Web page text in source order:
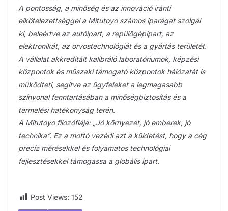
A pontosság, a minőség és az innováció iránti
elkötelezettséggel a Mitutoyo számos iparágat szolgál
ki, beleértve az autóipart, a repülőgépipart, az
elektronikát, az orvostechnológiát és a gyártás területét.
A vállalat akkreditált kalibráló laboratóriumok, képzési
központok és műszaki támogató központok hálózatát is
működteti, segítve az ügyfeleket a legmagasabb
színvonal fenntartásában a minőségbiztosítás és a
termelési hatékonyság terén.
A Mitutoyo filozófiája: „Jó környezet, jó emberek, jó
technika”. Ez a mottó vezérli azt a küldetést, hogy a cég
precíz mérésekkel és folyamatos technológiai
fejlesztésekkel támogassa a globális ipart.
Post Views: 152